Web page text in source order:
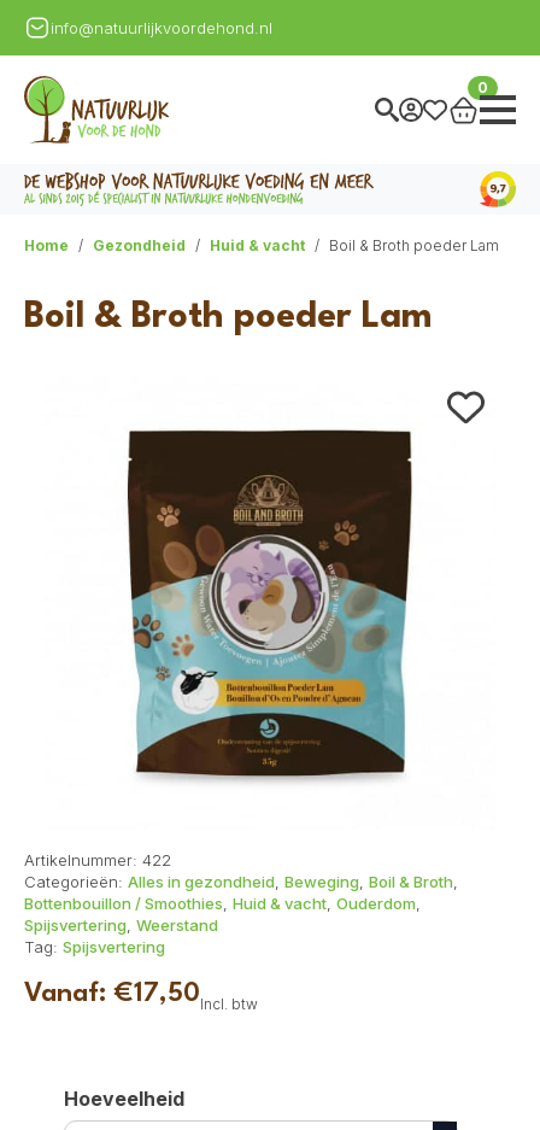
info@natuurlijkvoordehond.nl
0
Home Gezondheid Huid & vacht Boil & Broth poeder Lam
Boil & Broth poeder Lam
Artikelnummer: 422
Categorieën: Alles in gezondheid, Beweging, Boil & Broth,
Bottenbouillon / Smoothies, Huid & vacht, Ouderdom,
Spijsvertering, Weerstand
Tag: Spijsvertering
Vanaf: €17,50Incl. btw
Hoeveelheid